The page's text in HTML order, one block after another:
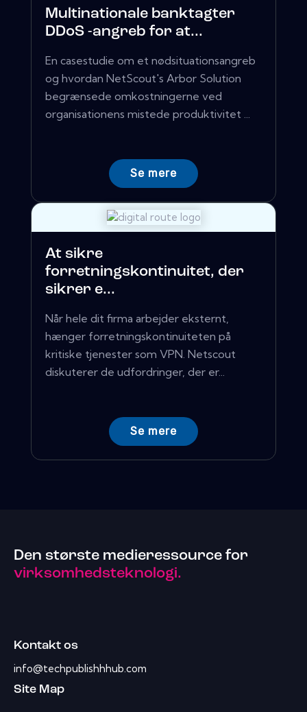
Multinationale banktagter
DDoS -angreb for at...
En casestudie om et nødsituationsangreb
og hvordan NetScout's Arbor Solution
begrænsede omkostningerne ved
organisationens mistede produktivitet ...
Se mere
At sikre
forretningskontinuitet, der
sikrer e...
Når hele dit firma arbejder eksternt,
hænger forretningskontinuiteten på
kritiske tjenester som VPN. Netscout
diskuterer de udfordringer, der er...
Se mere
Den største medieressource for
virksomhedsteknologi.
Kontakt os
info@techpublishhhub.com
Site Map